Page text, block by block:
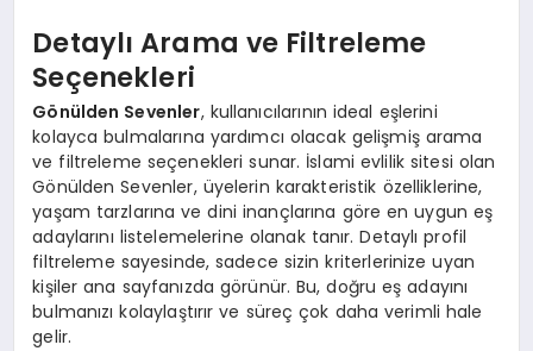
Detaylı Arama ve Filtreleme
Seçenekleri
Gönülden Sevenler, kullanıcılarının ideal eşlerini
kolayca bulmalarına yardımcı olacak gelişmiş arama
ve filtreleme seçenekleri sunar. İslami evlilik sitesi olan
Gönülden Sevenler, üyelerin karakteristik özelliklerine,
yaşam tarzlarına ve dini inançlarına göre en uygun eş
adaylarını listelemelerine olanak tanır. Detaylı profil
filtreleme sayesinde, sadece sizin kriterlerinize uyan
kişiler ana sayfanızda görünür. Bu, doğru eş adayını
bulmanızı kolaylaştırır ve süreç çok daha verimli hale
gelir.